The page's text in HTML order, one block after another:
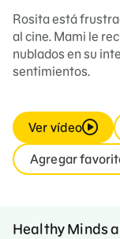
Rosita está
al cine. Mami le
nublados en su
sentimientos.
Ver vídeo
Agregar
Healthy Minds